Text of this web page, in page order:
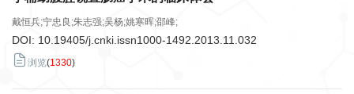
戴恒兵;宁忠良;朱志强;吴杨;姚寒晖;邵峰;
DOI: 10.19405/j.cnki.issn1000-1492.2013.11.032
浏览(1330)